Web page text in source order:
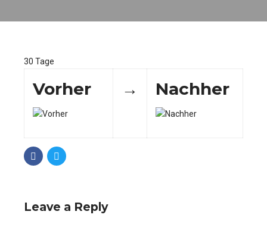
30 Tage
Vorher → Nachher
Leave a Reply